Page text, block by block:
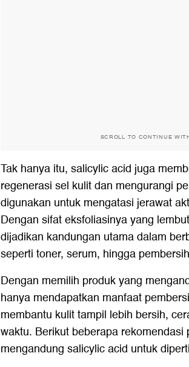
SCROLL TO CONTINUE
Tak hanya itu, salicylic acid juga
regenerasi sel kulit dan mengurangi
digunakan untuk mengatasi jerawat
Dengan sifat eksfoliasinya yang
dijadikan kandungan utama dalam
seperti toner, serum, hingga
Dengan memilih produk yang
hanya mendapatkan manfaat
membantu kulit tampil lebih bersih,
waktu. Berikut beberapa rekomendasi
mengandung salicylic acid untuk